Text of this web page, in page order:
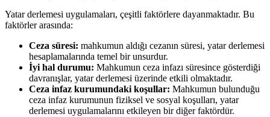
Yatar derlemesi uygulamaları, çeşitli faktörlere dayanmaktadır. Bu
faktörler ‍arasında:
Ceza süresi: mahkumun aldığı ​cezanın süresi,⁣ yatar derlemesi
‌hesaplamalarında temel bir unsurdur.
İyi hal ⁣durumu: Mahkumun ceza infazı süresince gösterdiği
davranışlar, yatar derlemesi üzerinde​ etkili olmaktadır.
Ceza ​infaz⁢ kurumundaki koşullar: Mahkumun bulunduğu
ceza infaz kurumunun fiziksel ve​ sosyal koşulları, yatar
derlemesi uygulamalarını etkileyen bir diğer faktördür.